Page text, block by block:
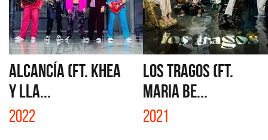
ALCANCÍA (FT. KHEA
Y LLA...
2022
LOS TRAGOS (FT.
MARIA BE...
2021